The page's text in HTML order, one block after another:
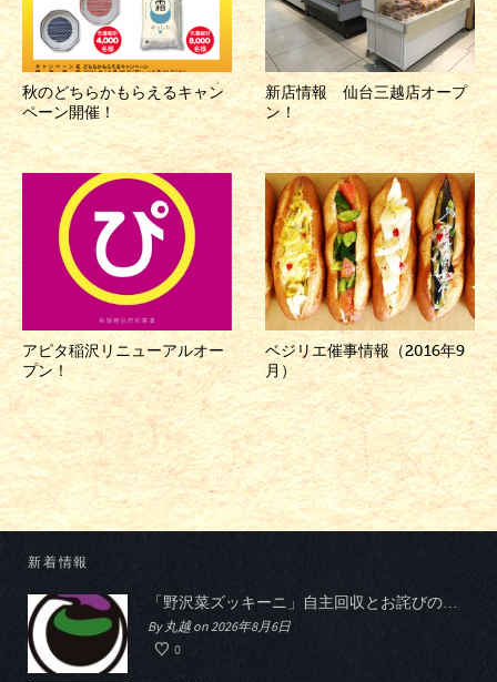
秋のどちらかもらえるキャン
ペーン開催！
新店情報 仙台三越店オープ
ン！
アピタ稲沢リニューアルオー
プン！
ベジリエ催事情報（2016年9
月）
新着情報
「野沢菜ズッキーニ」自主回収とお詫びのお知らせ
By 丸越 on 2026年8月6日
0